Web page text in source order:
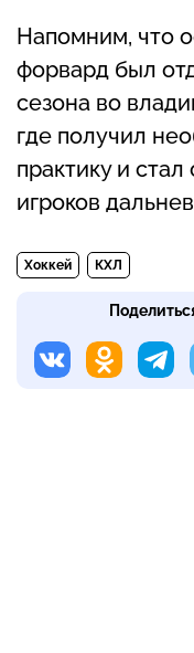
Напомним, что
форвард был
сезона во
где получил
практику и
игроков
Хоккей КХЛ